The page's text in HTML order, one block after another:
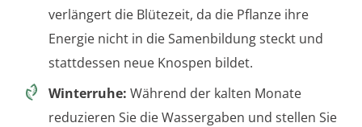
verlängert die Blütezeit, da die Pflanze ihre
Energie nicht in die Samenbildung steckt und
stattdessen neue Knospen bildet.
Winterruhe: Während der kalten Monate
reduzieren Sie die Wassergaben und stellen Sie